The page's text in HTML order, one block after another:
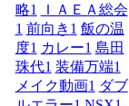
略1
ＩＡＥＡ総会
1 前向き 1 飯の温
度1 カレー1 島田
珠代1 装備万端1
メイク動画1 ダブ